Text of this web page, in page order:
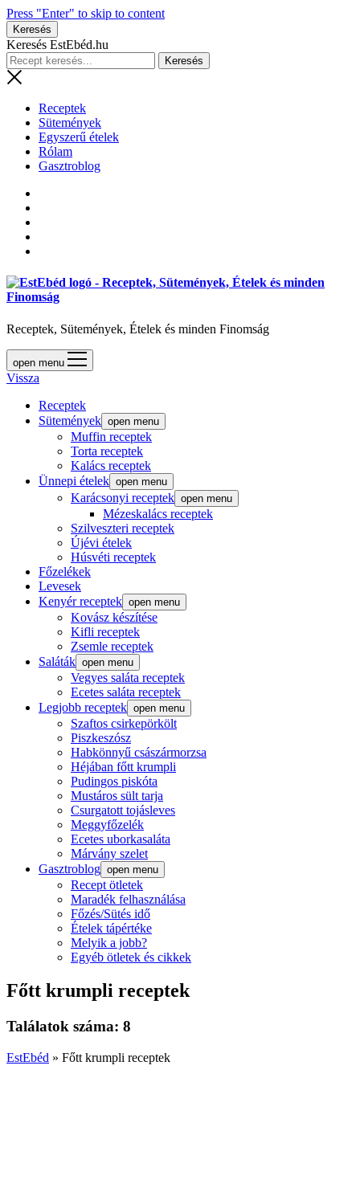
Press "Enter" to skip to content
Keresés
Keresés EstEbéd.hu
Receptek
Sütemények
Egyszerű ételek
Rólam
Gasztroblog
Receptek, Sütemények, Ételek és minden Finomság
open menu
Vissza
Receptek
Sütemények open menu
Muffin receptek
Torta receptek
Kalács receptek
Ünnepi ételek open menu
Karácsonyi receptek open menu
Mézeskalács receptek
Szilveszteri receptek
Újévi ételek
Húsvéti receptek
Főzelékek
Levesek
Kenyér receptek open menu
Kovász készítése
Kifli receptek
Zsemle receptek
Saláták open menu
Vegyes saláta receptek
Ecetes saláta receptek
Legjobb receptek open menu
Szaftos csirkepörkölt
Piszkeszósz
Habkönnyű császármorzsa
Héjában főtt krumpli
Pudingos piskóta
Mustáros sült tarja
Csurgatott tojásleves
Meggyfőzelék
Ecetes uborkasaláta
Márvány szelet
Gasztroblog open menu
Recept ötletek
Maradék felhasználása
Főzés/Sütés idő
Ételek tápértéke
Melyik a jobb?
Egyéb ötletek és cikkek
Főtt krumpli receptek
Találatok száma: 8
EstEbéd » Főtt krumpli receptek